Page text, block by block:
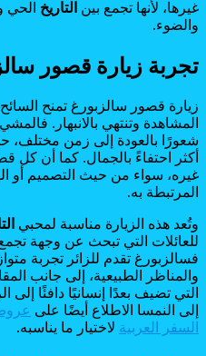
غيرها، لأنها تجمع بين التاريخ الحي
والضوء.
تجربة زيارة قصور
زيارة قصور سالزبورغ تمنح
المشاهدة وتنتهي بالانبهار.
شعورًا بالعودة إلى زمن مختلف،
أكثر احتفاءً بالجمال. كما أن
غيره، سواء من حيث التصميم أو
المرتبطة به.
وتُعد هذه الزيارة مناسبة لمحبي
للعائلات التي تبحث عن وجهة
فسالزبورغ تقدم للزائر تجربة
والمناظر الطبيعية، إلى جانب
التي تضيف بعدًا إنسانيًا دافئًا
إلى النمسا الاطلاع أيضًا على
السفر العربية لاختيار ما يناسبه.